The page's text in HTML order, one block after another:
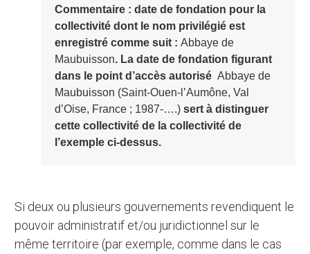
Commentaire : date de fondation pour la
collectivité dont le nom privilégié est
enregistré comme suit : Abbaye de
Maubuisson. La date de fondation figurant
dans le point d’accès autorisé Abbaye de
Maubuisson (Saint-Ouen-l’Aumône, Val
d’Oise, France ; 1987-….) sert à distinguer
cette collectivité de la collectivité de
l’exemple ci-dessus.
Si deux ou plusieurs gouvernements revendiquent le
pouvoir administratif et/ou juridictionnel sur le
même territoire (par exemple, comme dans le cas